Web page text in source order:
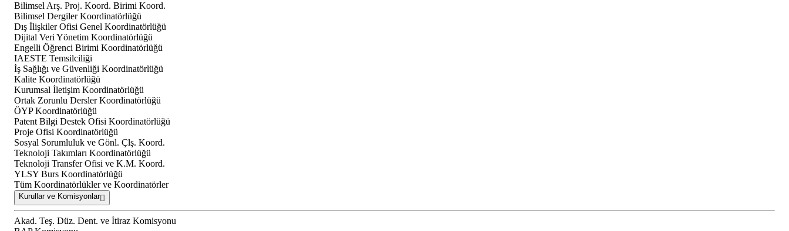
Bilimsel Arş. Proj. Koord. Birimi Koord.
Bilimsel Dergiler Koordinatörlüğü
Dış İlişkiler Ofisi Genel Koordinatörlüğü
Dijital Veri Yönetim Koordinatörlüğü
Engelli Öğrenci Birimi Koordinatörlüğü
IAESTE Temsilciliği
İş Sağlığı ve Güvenliği Koordinatörlüğü
Kalite Koordinatörlüğü
Kurumsal İletişim Koordinatörlüğü
Ortak Zorunlu Dersler Koordinatörlüğü
ÖYP Koordinatörlüğü
Patent Bilgi Destek Ofisi Koordinatörlüğü
Proje Ofisi Koordinatörlüğü
Sosyal Sorumluluk ve Gönl. Çlş. Koord.
Teknoloji Takımları Koordinatörlüğü
Teknoloji Transfer Ofisi ve K.M. Koord.
YLSY Burs Koordinatörlüğü
Tüm Koordinatörlükler ve Koordinatörler
Kurullar ve Komisyonlar
Akad. Teş. Düz. Dent. ve İtiraz Komisyonu